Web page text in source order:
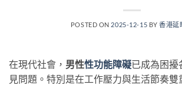
POSTED ON 2025-12-15 BY香港延
在現代社會，​ 男性性功能障礙已成為困擾
見問題。特別是在工作壓力與生活節奏雙